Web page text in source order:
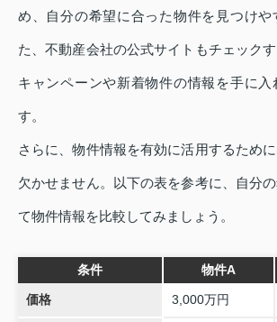
め、自分の希望に合った物件を見つけや
た、不動産会社の公式サイトもチェック
キャンペーンや新着物件の情報を手に入
す。
さらに、物件情報を有効に活用するため
欠かせません。以下の表を参考に、自分
て物件情報を比較してみましょう。
条件 物件A
価格 3,000万円